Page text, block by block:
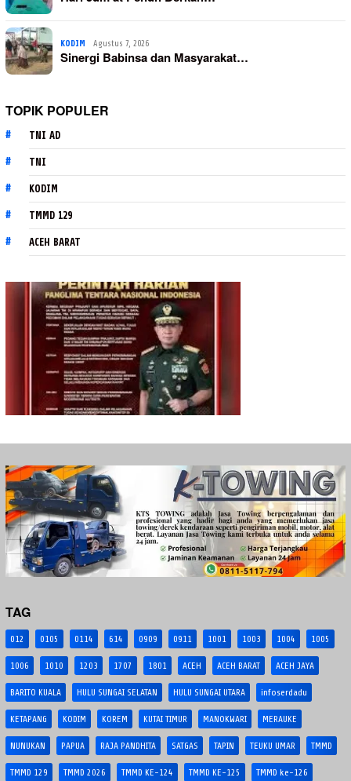
KODIM Agustus 7, 2026
Sinergi Babinsa dan Masyarakat…
TOPIK POPULER
TNI AD
TNI
KODIM
TMMD 129
ACEH BARAT
TAG
012 0105 0114 614 0909 0911 1001 1003 1004 1005
1006 1010 1203 1707 1801 ACEH ACEH BARAT ACEH JAYA
BARITO KUALA HULU SUNGAI SELATAN HULU SUNGAI UTARA infoserdadu
KETAPANG KODIM KOREM KUTAI TIMUR MANOKWARI MERAUKE
NUNUKAN PAPUA RAJA PANDHITA SATGAS TAPIN TEUKU UMAR TMMD
TMMD 129 TMMD 2026 TMMD KE-124 TMMD KE-125 TMMD ke-126